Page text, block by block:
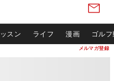
メルマガ登録
スン ライフ 漫画 ゴル